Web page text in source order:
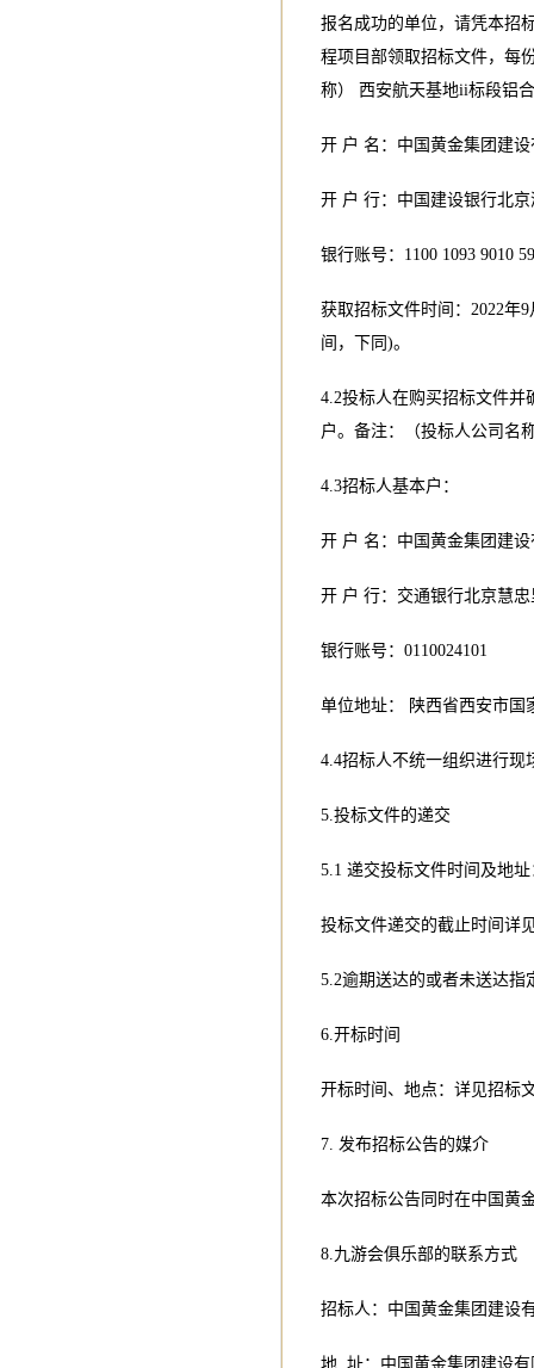
报名成功的单位，请凭本招
程项目部领取招标文件，每
称） 西安航天基地ii标段铝
开 户 名：中国黄金集团建
开 户 行：中国建设银行北
银行账号：1100 1093 9010
获取招标文件时间：2022年
间，下同)。
4.2投标人在购买招标文件并
户。备注：（投标人公司名
4.3招标人基本户：
开 户 名：中国黄金集团建
开 户 行：交通银行北京慧忠
银行账号：0110024101
单位地址： 陕西省西安市国
4.4招标人不统一组织进行现
5.投标文件的递交
5.1 递交投标文件时间及地址
投标文件递交的截止时间详
5.2逾期送达的或者未送达
6.开标时间
开标时间、地点：详见招标
7. 发布招标公告的媒介
本次招标公告同时在中国黄
8.九游会俱乐部的联系方式
招标人：中国黄金集团建设
地 址：中国黄金集团建设